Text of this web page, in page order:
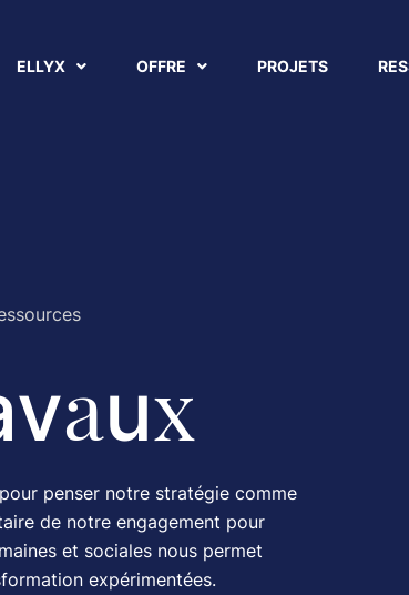
ELLYX OFFRE PROJETS
vaux
penser notre stratégie comme
de notre engagement pour
et sociales nous permet
expérimentées.